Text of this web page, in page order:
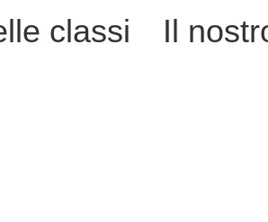
classi
Il